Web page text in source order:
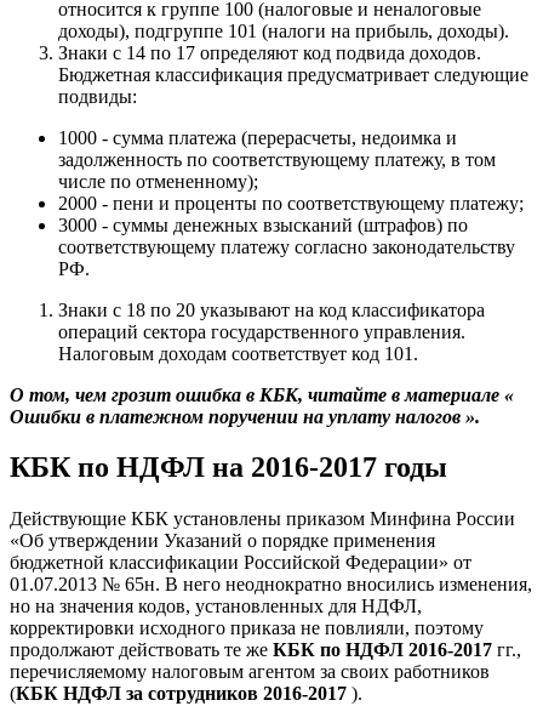
относится к группе 100 (налоговые и неналоговые
доходы), подгруппе 101 (налоги на прибыль, доходы).
Знаки с 14 по 17 определяют код подвида доходов.
Бюджетная классификация предусматривает следующие
подвиды:
1000 - сумма платежа (перерасчеты, недоимка и
задолженность по соответствующему платежу, в том
числе по отмененному);
2000 - пени и проценты по соответствующему платежу;
3000 - суммы денежных взысканий (штрафов) по
соответствующему платежу согласно законодательству
РФ.
Знаки с 18 по 20 указывают на код классификатора
операций сектора государственного управления.
Налоговым доходам соответствует код 101.
О том, чем грозит ошибка в КБК, читайте в материале «
Ошибки в платежном поручении на уплату налогов ».
КБК по НДФЛ на 2016-2017 годы
Действующие КБК установлены приказом Минфина России
«Об утверждении Указаний о порядке применения
бюджетной классификации Российской Федерации» от
01.07.2013 № 65н. В него неоднократно вносились изменения,
но на значения кодов, установленных для НДФЛ,
корректировки исходного приказа не повлияли, поэтому
продолжают действовать те же КБК по НДФЛ 2016-2017 гг.,
перечисляемому налоговым агентом за своих работников
(КБК НДФЛ за сотрудников 2016-2017 ).